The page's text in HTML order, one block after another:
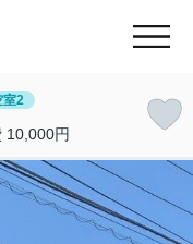
室2
10,000円